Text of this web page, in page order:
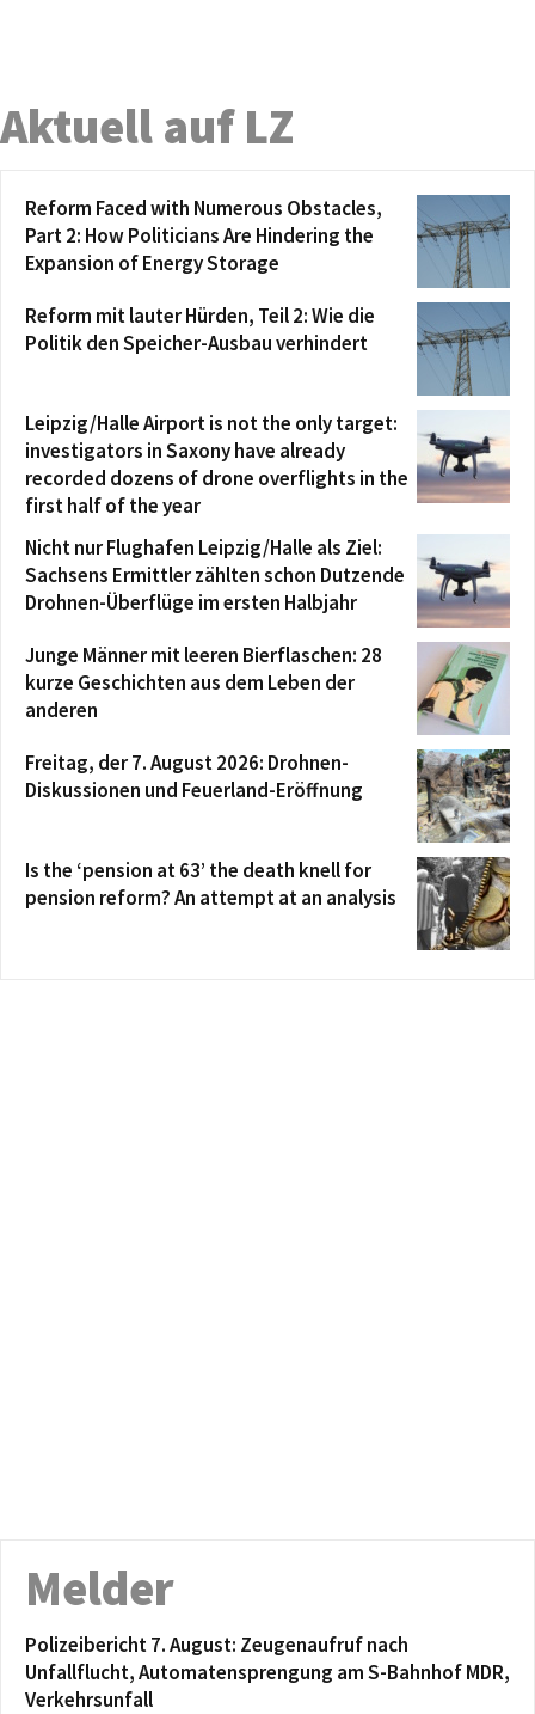
Aktuell auf LZ
Reform Faced with Numerous Obstacles,
Part 2: How Politicians Are Hindering the
Expansion of Energy Storage
Reform mit lauter Hürden, Teil 2: Wie die
Politik den Speicher-Ausbau verhindert
Leipzig/Halle Airport is not the only target:
investigators in Saxony have already
recorded dozens of drone overflights in the
first half of the year
Nicht nur Flughafen Leipzig/Halle als Ziel:
Sachsens Ermittler zählten schon Dutzende
Drohnen-Überflüge im ersten Halbjahr
Junge Männer mit leeren Bierflaschen: 28
kurze Geschichten aus dem Leben der
anderen
Freitag, der 7. August 2026: Drohnen-
Diskussionen und Feuerland-Eröffnung
Is the ‘pension at 63’ the death knell for
pension reform? An attempt at an analysis
Melder
Polizeibericht 7. August: Zeugenaufruf nach
Unfallflucht, Automatensprengung am S-Bahnhof MDR,
Verkehrsunfall